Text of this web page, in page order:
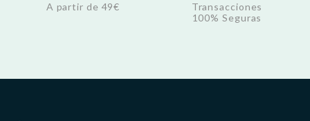
A partir de 49€
Transacciones
100% Seguras